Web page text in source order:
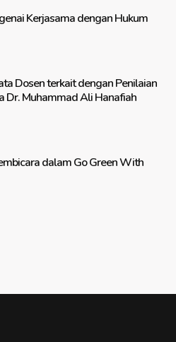
Kerjasama dengan Hukum
Dosen terkait dengan Penilaian
Dr. Muhammad Ali Hanafiah
dalam Go Green With